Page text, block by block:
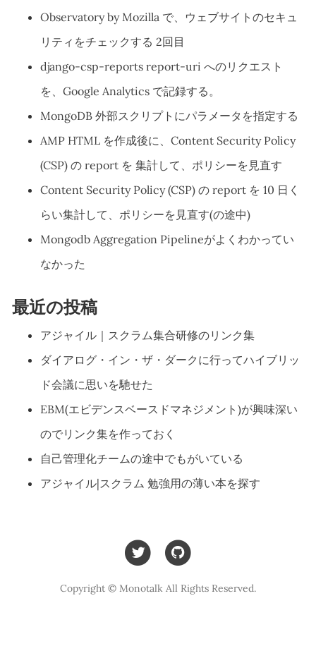
Observatory by Mozilla で、ウェブサイトのセキュ
リティをチェックする 2回目
django-csp-reports report-uri へのリクエスト
を、Google Analytics で記録する。
MongoDB 外部スクリプトにパラメータを指定する
AMP HTML を作成後に、Content Security Policy
(CSP) の report を 集計して、ポリシーを見直す
Content Security Policy (CSP) の report を 10 日く
らい集計して、ポリシーを見直す(の途中)
Mongodb Aggregation Pipelineがよくわかってい
なかった
最近の投稿
アジャイル｜スクラム集合研修のリンク集
ダイアログ・イン・ザ・ダークに行ってハイブリッ
ド会議に思いを馳せた
EBM(エビデンスベースドマネジメント)が興味深い
のでリンク集を作っておく
自己管理化チームの途中でもがいている
アジャイル|スクラム 勉強用の薄い本を探す
Copyright © Monotalk All Rights Reserved.